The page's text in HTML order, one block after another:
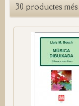
30 productes